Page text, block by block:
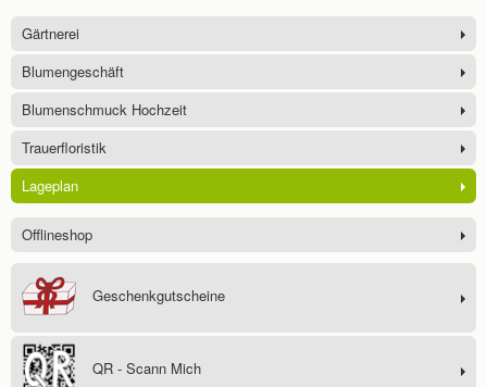
Gärtnerei
Blumengeschäft
Blumenschmuck Hochzeit
Trauerfloristik
Lageplan
Offlineshop
Geschenkgutscheine
QR - Scann Mich